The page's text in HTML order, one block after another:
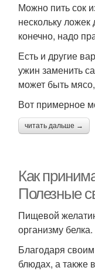
Можно пить сок
нескольку
конечно, надо
Есть и другие
ужин заменить
может быть
Вот примерное
читать дальше →
Как
Полезные
Пищевой
организму белка.
Благодаря своим
блюдах, а также